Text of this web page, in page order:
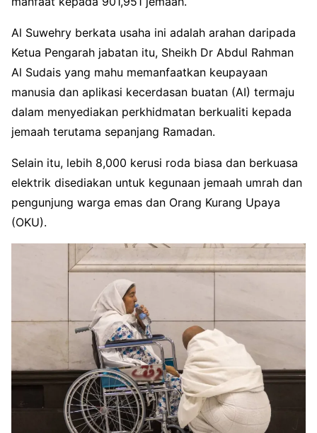
Al Suwehry berkata usaha ini adalah arahan daripada
Ketua Pengarah jabatan itu, Sheikh Dr Abdul Rahman
Al Sudais yang mahu memanfaatkan keupayaan
manusia dan aplikasi kecerdasan buatan (AI) termaju
dalam menyediakan perkhidmatan berkualiti kepada
jemaah terutama sepanjang Ramadan.
Selain itu, lebih 8,000 kerusi roda biasa dan berkuasa
elektrik disediakan untuk kegunaan jemaah umrah dan
pengunjung warga emas dan Orang Kurang Upaya
(OKU).